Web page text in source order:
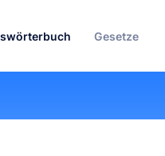
Gesetze